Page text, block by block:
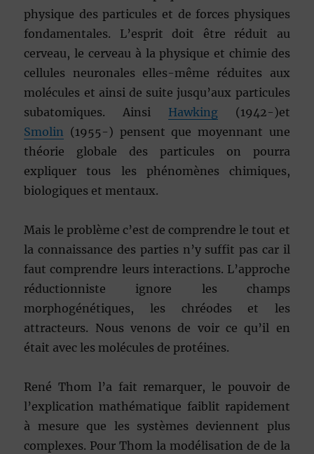
physique des particules et de forces physiques
fondamentales. L’esprit doit être réduit au
cerveau, le cerveau à la physique et chimie des
cellules neuronales elles-même réduites aux
molécules et ainsi de suite jusqu’aux particules
subatomiques. Ainsi Hawking(1942-)et
Smolin (1955-) pensent que moyennant une
théorie globale des particules on pourra
expliquer tous les phénomènes chimiques,
biologiques et mentaux.
Mais le problème c’est de comprendre le tout et
la connaissance des parties n’y suffit pas car il
faut comprendre leurs interactions. L’approche
réductionniste ignore les champs
morphogénétiques, les chréodes et les
attracteurs. Nous venons de voir ce qu’il en
était avec les molécules de protéines.
René Thom l’a fait remarquer, le pouvoir de
l’explication mathématique faiblit rapidement
à mesure que les systèmes deviennent plus
complexes. Pour Thom la modélisation de de la